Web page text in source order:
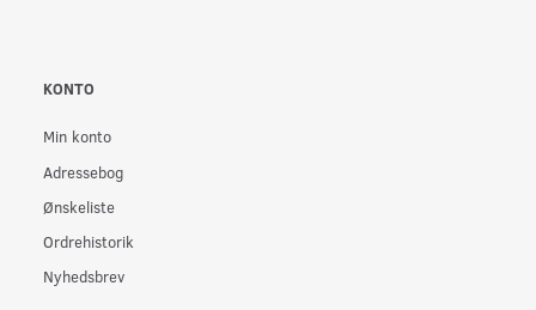
KONTO
Min konto
Adressebog
Ønskeliste
Ordrehistorik
Nyhedsbrev